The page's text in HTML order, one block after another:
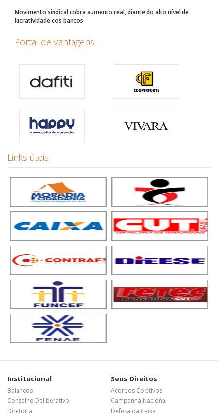
Movimento sindical cobra aumento real, diante do alto nível de
lucratividade dos bancos
Portal de Vantagens
Links úteis
Institucional
Balanços
Conselho Deliberativo
Diretoria
Seus Direitos
Acordos Coletivos
Campanha Nacional
Defesa da Caixa